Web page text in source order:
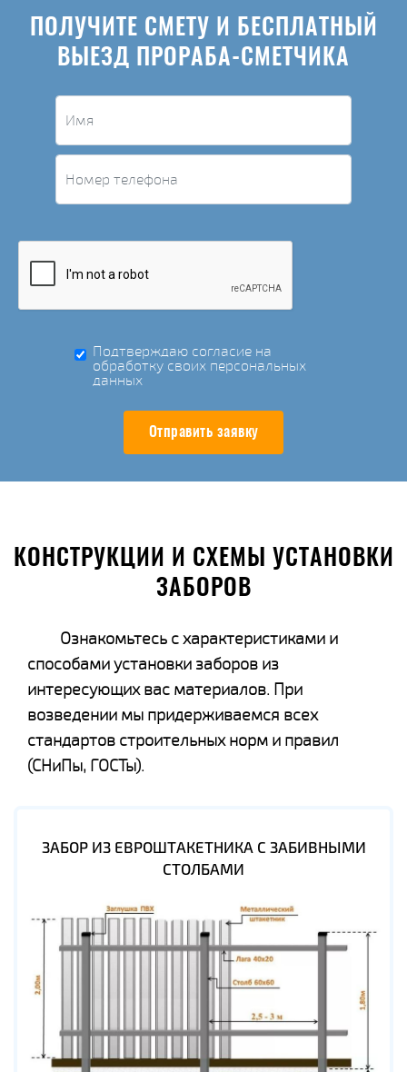
ПОЛУЧИТЕ СМЕТУ И БЕСПЛАТНЫЙ
ВЫЕЗД ПРОРАБА-СМЕТЧИКА
Подтверждаю согласие на
обработку своих персональных
данных
Отправить заявку
КОНСТРУКЦИИ И СХЕМЫ УСТАНОВКИ
ЗАБОРОВ
Ознакомьтесь с характеристиками и
способами установки заборов из
интересующих вас материалов. При
возведении мы придерживаемся всех
стандартов строительных норм и правил
(СНиПы, ГОСТы).
ЗАБОР ИЗ ЕВРОШТАКЕТНИКА С ЗАБИВНЫМИ
СТОЛБАМИ